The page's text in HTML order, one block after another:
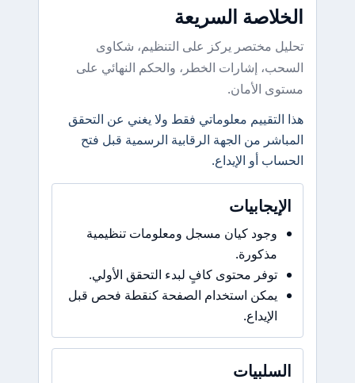
الخلاصة السريعة
تحليل مختصر يركز على التنظيم، شكاوى
السحب، إشارات الخطر، والحكم النهائي على
مستوى الأمان.
هذا التقييم معلوماتي فقط ولا يغني عن التحقق
المباشر من الجهة الرقابية الرسمية قبل فتح
الحساب أو الإيداع.
الإيجابيات
وجود كيان مسجل ومعلومات تنظيمية
مذكورة.
توفر محتوى كافٍ لبدء التحقق الأولي.
يمكن استخدام الصفحة كنقطة فحص قبل
الإيداع.
السلبيات